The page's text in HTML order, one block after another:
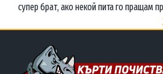
супер брат, ако некой пита го пращам